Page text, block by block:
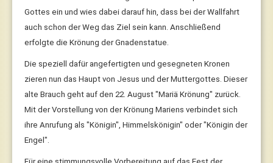
Gottes ein und wies dabei darauf hin, dass bei der Wallfahrt
auch schon der Weg das Ziel sein kann. Anschließend
erfolgte die Krönung der Gnadenstatue.
Die speziell dafür angefertigten und gesegneten Kronen
zieren nun das Haupt von Jesus und der Muttergottes. Dieser
alte Brauch geht auf den 22. August "Mariä Krönung" zurück.
Mit der Vorstellung von der Krönung Mariens verbindet sich
ihre Anrufung als "Königin", Himmelskönigin" oder "Königin der
Engel".